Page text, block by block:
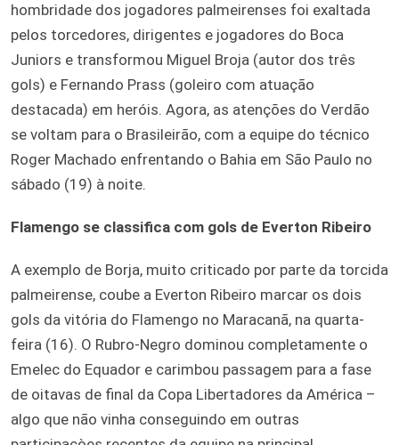
hombridade dos jogadores palmeirenses foi exaltada
pelos torcedores, dirigentes e jogadores do Boca
Juniors e transformou Miguel Broja (autor dos três
gols) e Fernando Prass (goleiro com atuação
destacada) em heróis. Agora, as atenções do Verdão
se voltam para o Brasileirão, com a equipe do técnico
Roger Machado enfrentando o Bahia em São Paulo no
sábado (19) à noite.
Flamengo se classifica com gols de Everton Ribeiro
A exemplo de Borja, muito criticado por parte da torcida
palmeirense, coube a Everton Ribeiro marcar os dois
gols da vitória do Flamengo no Maracanã, na quarta-
feira (16). O Rubro-Negro dominou completamente o
Emelec do Equador e carimbou passagem para a fase
de oitavas de final da Copa Libertadores da América –
algo que não vinha conseguindo em outras